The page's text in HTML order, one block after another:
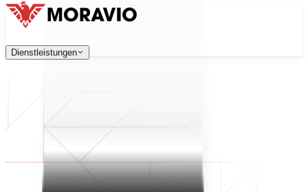
Dienstleistungen
Softwareentwicklung
Webanwendungen, die skalierbar, sicher und
Digitale Transformation
Digitalisieren Sie Ihr Unternehmen. Bereiten Sie sich auf
Alle Dienstleistungen→
English
Kontaktieren Sie uns